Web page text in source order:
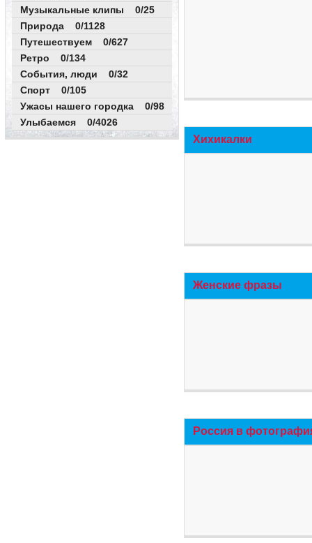
Музыкальные клипы 0/25
Природа 0/1128
Путешествуем 0/627
Ретро 0/134
События, люди 0/32
Спорт 0/105
Ужасы нашего городка 0/98
Улыбаемся 0/4026
Хихикалки
Женские фразы
Россия в